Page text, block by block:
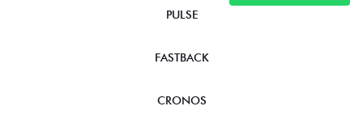
PULSE
FASTBACK
CRONOS